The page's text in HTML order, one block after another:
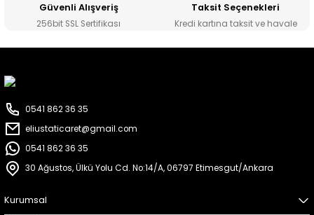
Güvenli Alışveriş
256bit SSL Sertifikası
Taksit Seçenekleri
Kredi kartına taksit ve havale
0541 862 36 35
eliustaticaret@gmail.com
0541 862 36 35
30 Ağustos, Ülkü Yolu Cd. No:14/A, 06797 Etimesgut/Ankara
Kurumsal